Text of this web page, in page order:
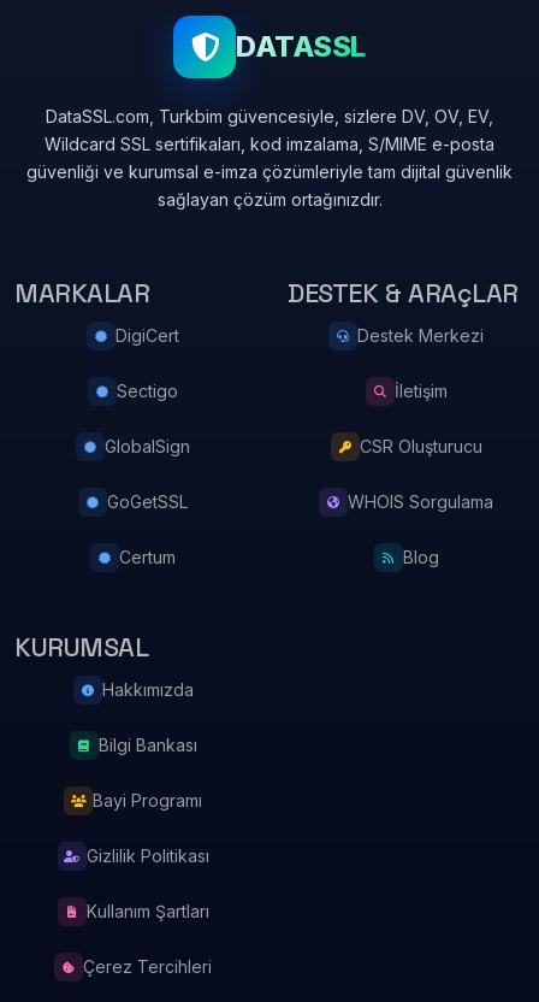
DATASSL
DataSSL.com, Turkbim güvencesiyle, sizlere DV, OV, EV,
Wildcard SSL sertifikaları, kod imzalama, S/MIME e-posta
güvenliği ve kurumsal e-imza çözümleriyle tam dijital güvenlik
sağlayan çözüm ortağınızdır.
MARKALAR
DigiCert
Sectigo
GlobalSign
GoGetSSL
Certum
DESTEK & ARAçLAR
Destek Merkezi
İletişim
CSR Oluşturucu
WHOIS Sorgulama
Blog
KURUMSAL
Hakkımızda
Bilgi Bankası
Bayi Programı
Gizlilik Politikası
Kullanım Şartları
Çerez Tercihleri